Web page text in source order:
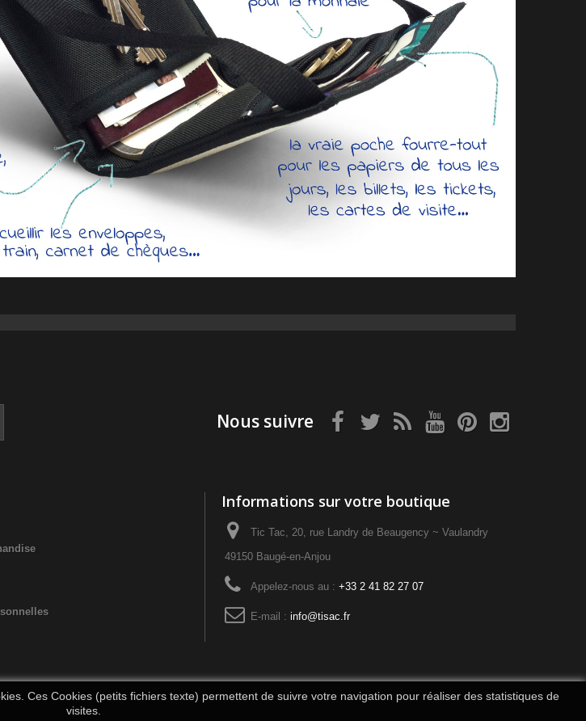
Nous suivre
Ces Cookies (petits fichiers texte) permettent de suivre votre navigation pour réaliser des statistiques de
visites.
Informations sur votre boutique
Tic Tac, 20, rue Landry de Beaugency ~ Vaulandry
49150 Baugé-en-Anjou
Appelez-nous au : +33 2 41 82 27 07
E-mail : info@tisac.fr